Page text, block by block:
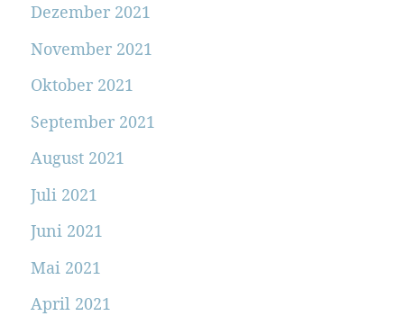
Dezember 2021
November 2021
Oktober 2021
September 2021
August 2021
Juli 2021
Juni 2021
Mai 2021
April 2021